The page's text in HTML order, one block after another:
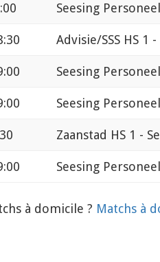
Seesing
Advisie/SSS HS 1
Seesing
Seesing
Zaanstad HS 1 -
Seesing
à domicile ? Matchs à